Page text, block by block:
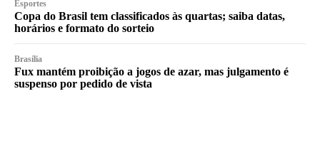
Esportes
Copa do Brasil tem classificados às quartas; saiba datas,
horários e formato do sorteio
Brasília
Fux mantém proibição a jogos de azar, mas julgamento é
suspenso por pedido de vista